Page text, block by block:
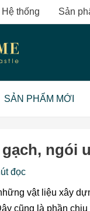
Hệ thống Sản
SẢN PHẨM MỚI
ngói
đọc
vật liệu xây
cũng là phần